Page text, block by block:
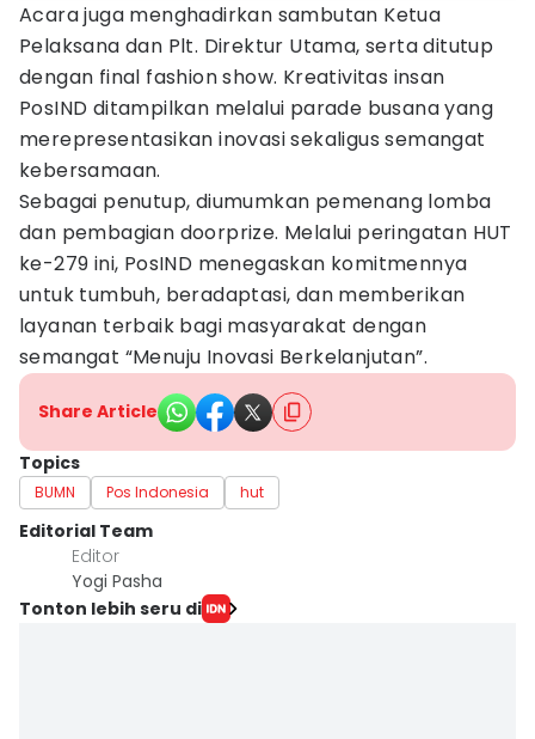
Acara juga menghadirkan sambutan Ketua
Pelaksana dan Plt. Direktur Utama, serta ditutup
dengan final fashion show. Kreativitas insan
PosIND ditampilkan melalui parade busana yang
merepresentasikan inovasi sekaligus semangat
kebersamaan.
Sebagai penutup, diumumkan pemenang lomba
dan pembagian doorprize. Melalui peringatan HUT
ke-279 ini, PosIND menegaskan komitmennya
untuk tumbuh, beradaptasi, dan memberikan
layanan terbaik bagi masyarakat dengan
semangat “Menuju Inovasi Berkelanjutan”.
Share Article
Topics
BUMN Pos Indonesia hut
Editorial Team
Editor
Yogi Pasha
Tonton lebih seru di